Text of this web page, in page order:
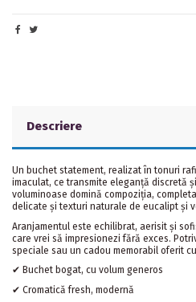
Descriere
Un buchet statement, realizat în tonuri
imaculat, ce transmite eleganță discretă
voluminoase domină compoziția,
delicate și texturi naturale de eucalipt și
Aranjamentul este echilibrat, aerisit și
care vrei să impresionezi fără exces.
speciale sau un cadou memorabil oferit
✔ Buchet bogat, cu volum generos
✔ Cromatică fresh, modernă